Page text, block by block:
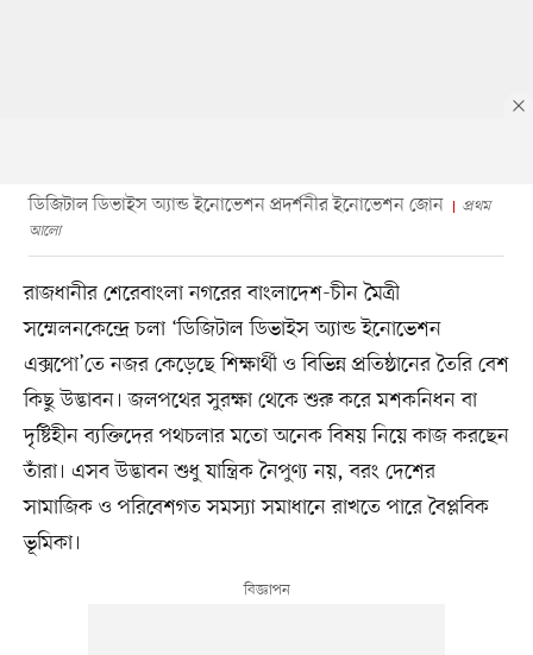
ডিজিটাল ডিভাইস অ্যান্ড ইনোভেশন প্রদর্শনীর ইনোভেশন জোন
প্রথম
আলো
রাজধানীর শেরেবাংলা নগরের বাংলাদেশ-চীন মৈত্রী
সম্মেলনকেন্দ্রে চলা ‘ডিজিটাল ডিভাইস অ্যান্ড ইনোভেশন
এক্সপো’তে নজর কেড়েছে শিক্ষার্থী ও বিভিন্ন প্রতিষ্ঠানের তৈরি বেশ
কিছু উদ্ভাবন। জলপথের সুরক্ষা থেকে শুরু করে মশকনিধন বা
দৃষ্টিহীন ব্যক্তিদের পথচলার মতো অনেক বিষয় নিয়ে কাজ করছেন
তাঁরা। এসব উদ্ভাবন শুধু যান্ত্রিক নৈপুণ্য নয়, বরং দেশের
সামাজিক ও পরিবেশগত সমস্যা সমাধানে রাখতে পারে বৈপ্লবিক
ভূমিকা।